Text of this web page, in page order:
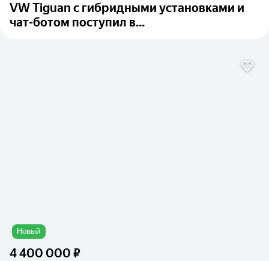
VW Tiguan с гибридными установками и
чат-ботом поступил в...
Новый
4 400 000 ₽